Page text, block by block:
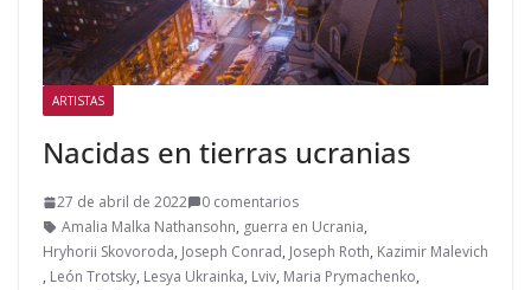
ARTISTAS
Nacidas en tierras ucranias
27 de abril de 2022
0 comentarios
Amalia Malka Nathansohn, guerra en Ucrania,
Hryhorii Skovoroda, Joseph Conrad, Joseph Roth, Kazimir Malevich
, León Trotsky, Lesya Ukrainka, Lviv, Maria Prymachenko,